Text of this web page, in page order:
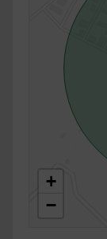
+
−